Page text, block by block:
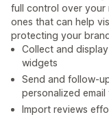
full control over your
ones that can help
protecting your
Collect and
widgets
Send and follow-
personalized email
Import reviews